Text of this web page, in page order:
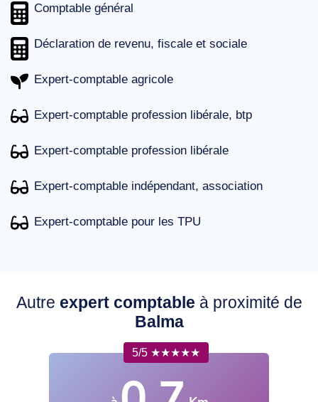
Comptable général
Déclaration de revenu, fiscale et sociale
Expert-comptable agricole
Expert-comptable profession libérale, btp
Expert-comptable profession libérale
Expert-comptable indépendant, association
Expert-comptable pour les TPU
Autre expert comptable à proximité de
Balma
5/5 ★★★★★